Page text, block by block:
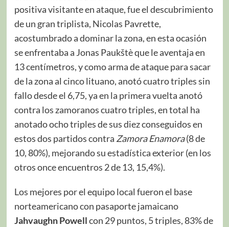
positiva visitante en ataque, fue el descubrimiento
de un gran triplista, Nicolas Pavrette,
acostumbrado a dominar la zona, en esta ocasión
se enfrentaba a Jonas Paukštè que le aventaja en
13 centímetros, y como arma de ataque para sacar
de la zona al cinco lituano, anotó cuatro triples sin
fallo desde el 6,75, ya en la primera vuelta anotó
contra los zamoranos cuatro triples, en total ha
anotado ocho triples de sus diez conseguidos en
estos dos partidos contra Zamora Enamora(8 de
10, 80%), mejorando su estadística exterior (en los
otros once encuentros 2 de 13, 15,4%).
Los mejores por el equipo local fueron el base
norteamericano con pasaporte jamaicano
Jahvaughn Powellcon 29 puntos, 5 triples, 83% de